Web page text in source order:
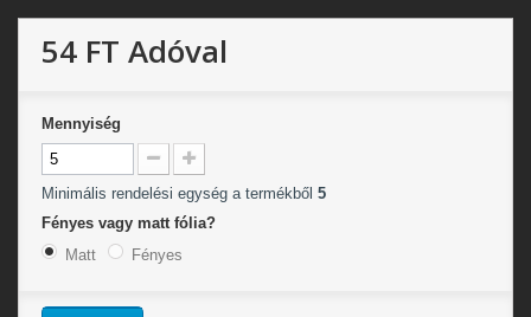
54 FT Adóval
Mennyiség
Minimális rendelési egység a termékből 5
Fényes vagy matt fólia?
Matt
Fényes